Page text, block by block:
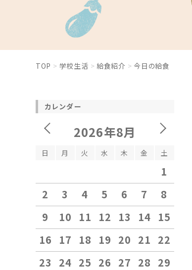
TOP 学校生活 給食紹介 今日の給食
カレンダー
2026年8月
日 月 火 水 木 金 土
1
2
3 4 5 6 7
8
9
10 11 12 13 14 15
16
17 18 19 20 21 22
23
24 25 26 27 28 29